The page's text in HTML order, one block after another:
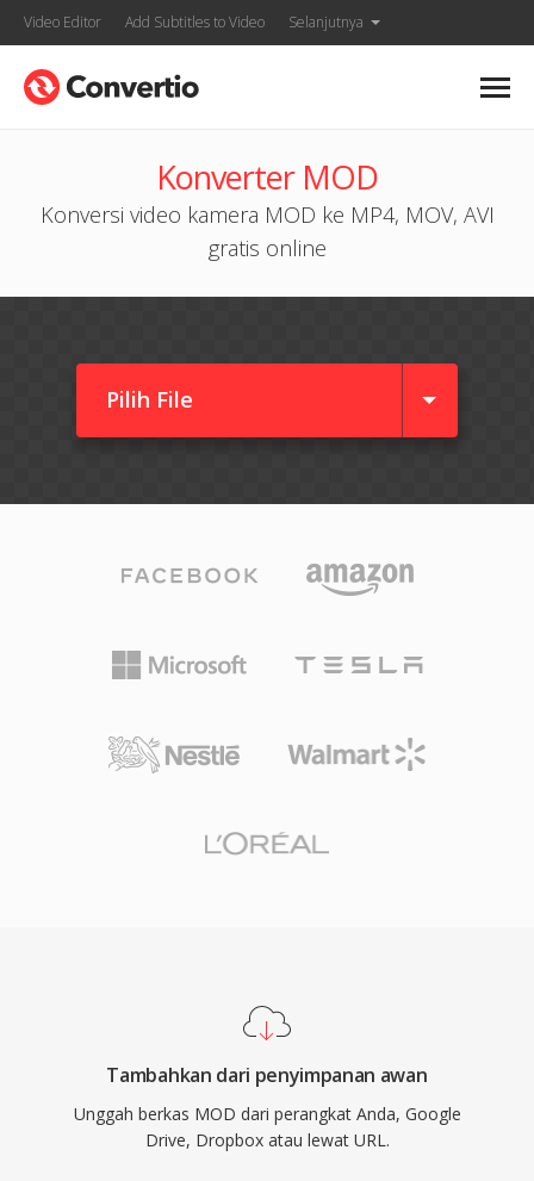
Video Editor Add Subtitles to Video Selanjutnya
Konverter MOD
Konversi video kamera MOD ke MP4, MOV, AVI
gratis online
Pilih File
Tambahkan dari penyimpanan awan
Unggah berkas MOD dari perangkat Anda, Google
Drive, Dropbox atau lewat URL.